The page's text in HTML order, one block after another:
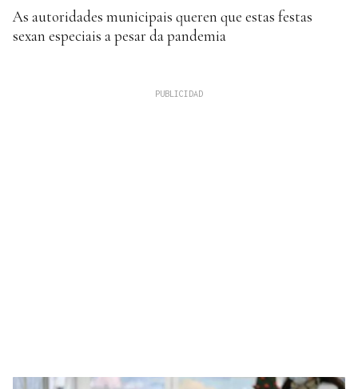
As autoridades municipais queren que estas festas
sexan especiais a pesar da pandemia